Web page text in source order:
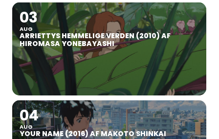
03
AUG
ARRIETTYS HEMMELIGE VERDEN (2010) AF
HIROMASA YONEBAYASHI
04
AUG
YOUR NAME (2016) AF MAKOTO SHINKAI